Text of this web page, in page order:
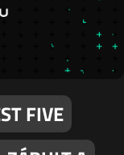
FIVE